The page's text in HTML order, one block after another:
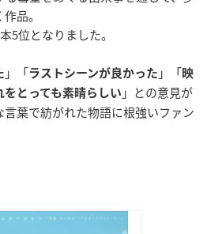
品。
5位となりました。
」「ラストシーンが良かった 」「映
とっても素晴らしい 」との意見が
葉で紡がれた物語に根強いファン